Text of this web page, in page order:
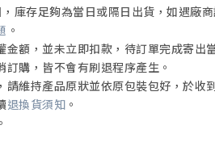
庫存足夠為當日或隔日出貨，如遇廠
。
額，並未立即扣款，待訂單完成寄出
購，皆不會有刷退程序產生。
維持產品原狀並依原包裝包好，於收
退換貨須知 。
。